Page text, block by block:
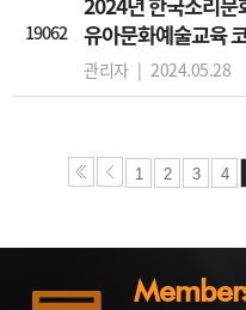
19062
유아문화예술교육
관리자 | 2024.05.28
1 2 3 4